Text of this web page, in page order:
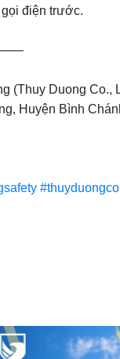
điện trước.
(Thuy Duong Co.,
Huyện Bình